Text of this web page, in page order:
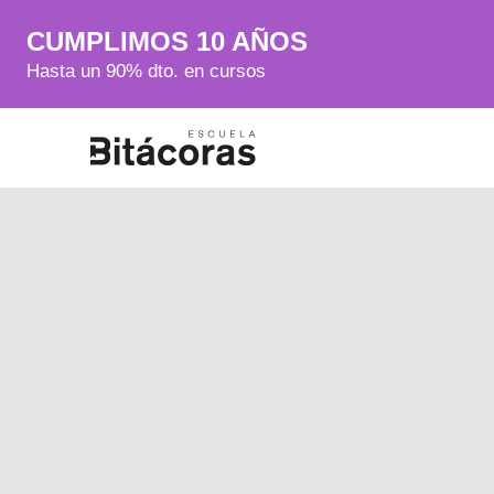
CUMPLIMOS 10 AÑOS
Hasta un 90% dto. en cursos